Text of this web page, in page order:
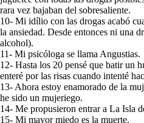
rara vez bajaban del sobresaliente.
10- Mi idílio con las drogas acabó
la ansiedad. Desde entonces ni una
alcohol).
11- Mi psicóloga se llama Angustias.
12- Hasta los 20 pensé que batir un
enteré por las risas cuando intenté
13- Ahora estoy enamorado de la
he sido un mujeriego.
14- Me propusieron entrar a La Isla
15- Mi mayor miedo es la muerte.